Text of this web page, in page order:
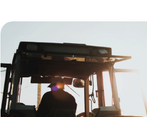
Dernières
actualités
Interface
pour
iPro !